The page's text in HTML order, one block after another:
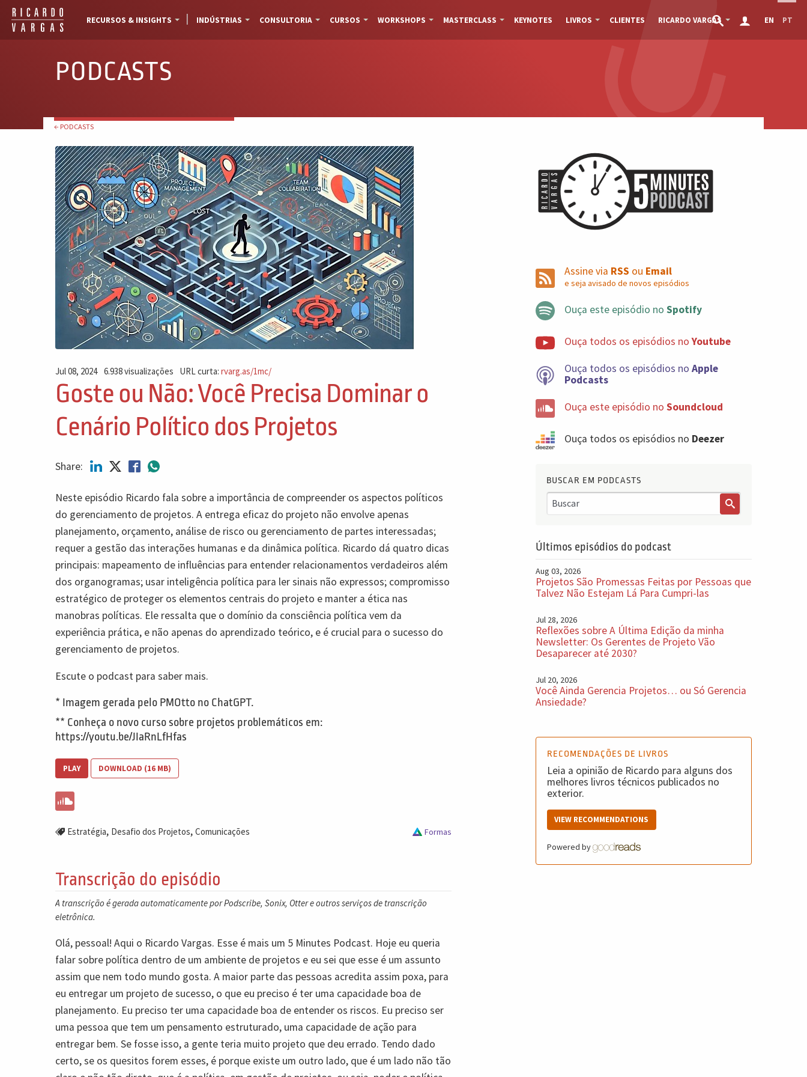
RECURSOS & INSIGHTS INDÚSTRIAS CONSULTORIA CURSOS WORKSHOPS MASTERCLASS KEYNOTES LIVROS CLIENTES RICARDO VARGAS EN PT
PODCASTS
← PODCASTS
Jul 08, 2024 6.938 visualizações URL curta:rvarg.as/1mc/
Goste ou Não: Você Precisa Dominar o
Cenário Político dos Projetos
Share:
Neste episódio Ricardo fala sobre a importância de compreender os aspectos políticos
do gerenciamento de projetos. A entrega eficaz do projeto não envolve apenas
planejamento, orçamento, análise de risco ou gerenciamento de partes interessadas;
requer a gestão das interações humanas e da dinâmica política. Ricardo dá quatro dicas
principais: mapeamento de influências para entender relacionamentos verdadeiros além
dos organogramas; usar inteligência política para ler sinais não expressos; compromisso
estratégico de proteger os elementos centrais do projeto e manter a ética nas
manobras políticas. Ele ressalta que o domínio da consciência política vem da
experiência prática, e não apenas do aprendizado teórico, e é crucial para o sucesso do
gerenciamento de projetos.
Escute o podcast para saber mais.
* Imagem gerada pelo PMOtto no ChatGPT.
** Conheça o novo curso sobre projetos problemáticos em:
https://youtu.be/JIaRnLfHfas
PLAY DOWNLOAD (16 MB)
Estratégia, Desafio dos Projetos, Comunicações Formas
Transcrição do episódio
A transcrição é gerada automaticamente por Podscribe, Sonix, Otter e outros serviços de transcrição
eletrônica.
Olá, pessoal! Aqui o Ricardo Vargas. Esse é mais um 5 Minutes Podcast. Hoje eu queria
falar sobre política dentro de um ambiente de projetos e eu sei que esse é um assunto
assim que nem todo mundo gosta. A maior parte das pessoas acredita assim poxa, para
eu entregar um projeto de sucesso, o que eu preciso é ter uma capacidade boa de
planejamento. Eu preciso ter uma capacidade boa de entender os riscos. Eu preciso ser
uma pessoa que tem um pensamento estruturado, uma capacidade de ação para
entregar bem. Se fosse isso, a gente teria muito projeto que deu errado. Tendo dado
certo, se os quesitos forem esses, é porque existe um outro lado, que é um lado não tão
Assine via RSS ou Email
e seja avisado de novos episódios
Ouça este episódio no Spotify
Ouça todos os episódios noYoutube
Ouça todos os episódios no Apple
Podcasts
Ouça este episódio no Soundcloud
Ouça todos os episódios no Deezer
BUSCAR EM PODCASTS
Últimos episódios do podcast
Aug 03, 2026
Projetos São Promessas Feitas por Pessoas que
Talvez Não Estejam Lá Para Cumpri-las
Jul 28, 2026
Reflexões sobre A Última Edição da minha
Newsletter: Os Gerentes de Projeto Vão
Desaparecer até 2030?
Jul 20, 2026
Você Ainda Gerencia Projetos… ou Só Gerencia
Ansiedade?
RECOMENDAÇÕES DE LIVROS
Leia a opinião de Ricardo para alguns dos
melhores livros técnicos publicados no
exterior.
VIEW RECOMMENDATIONS
Powered by